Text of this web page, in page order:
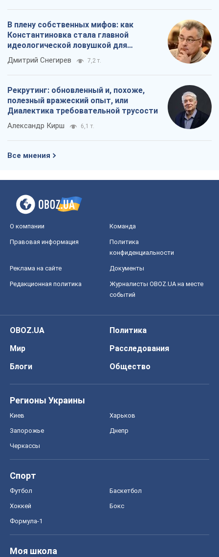
В плену собственных мифов: как
Константиновка стала главной
идеологической ловушкой для
российских оккупантов
Дмитрий Снегирев 7,2 т.
Рекрутинг: обновленный и, похоже,
полезный вражеский опыт, или
Диалектика требовательной трусости
Александр Кирш 6,1 т.
Все мнения
О компании Команда
Правовая информация
Политика
конфиденциальности
Реклама на сайте Документы
Редакционная политика
Журналисты OBOZ.UA на месте
событий
OBOZ.UA
Политика
Мир
Расследования
Блоги
Общество
Регионы Украины
Киев Харьков
Запорожье Днепр
Черкассы
Спорт
Футбол Баскетбол
Хоккей Бокс
Формула-1
Моя школа